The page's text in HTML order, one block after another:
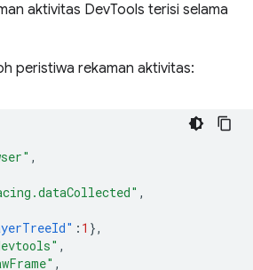
aktivitas DevTools terisi selama
peristiwa rekaman aktivitas:
,
,
: 1 },
,
,